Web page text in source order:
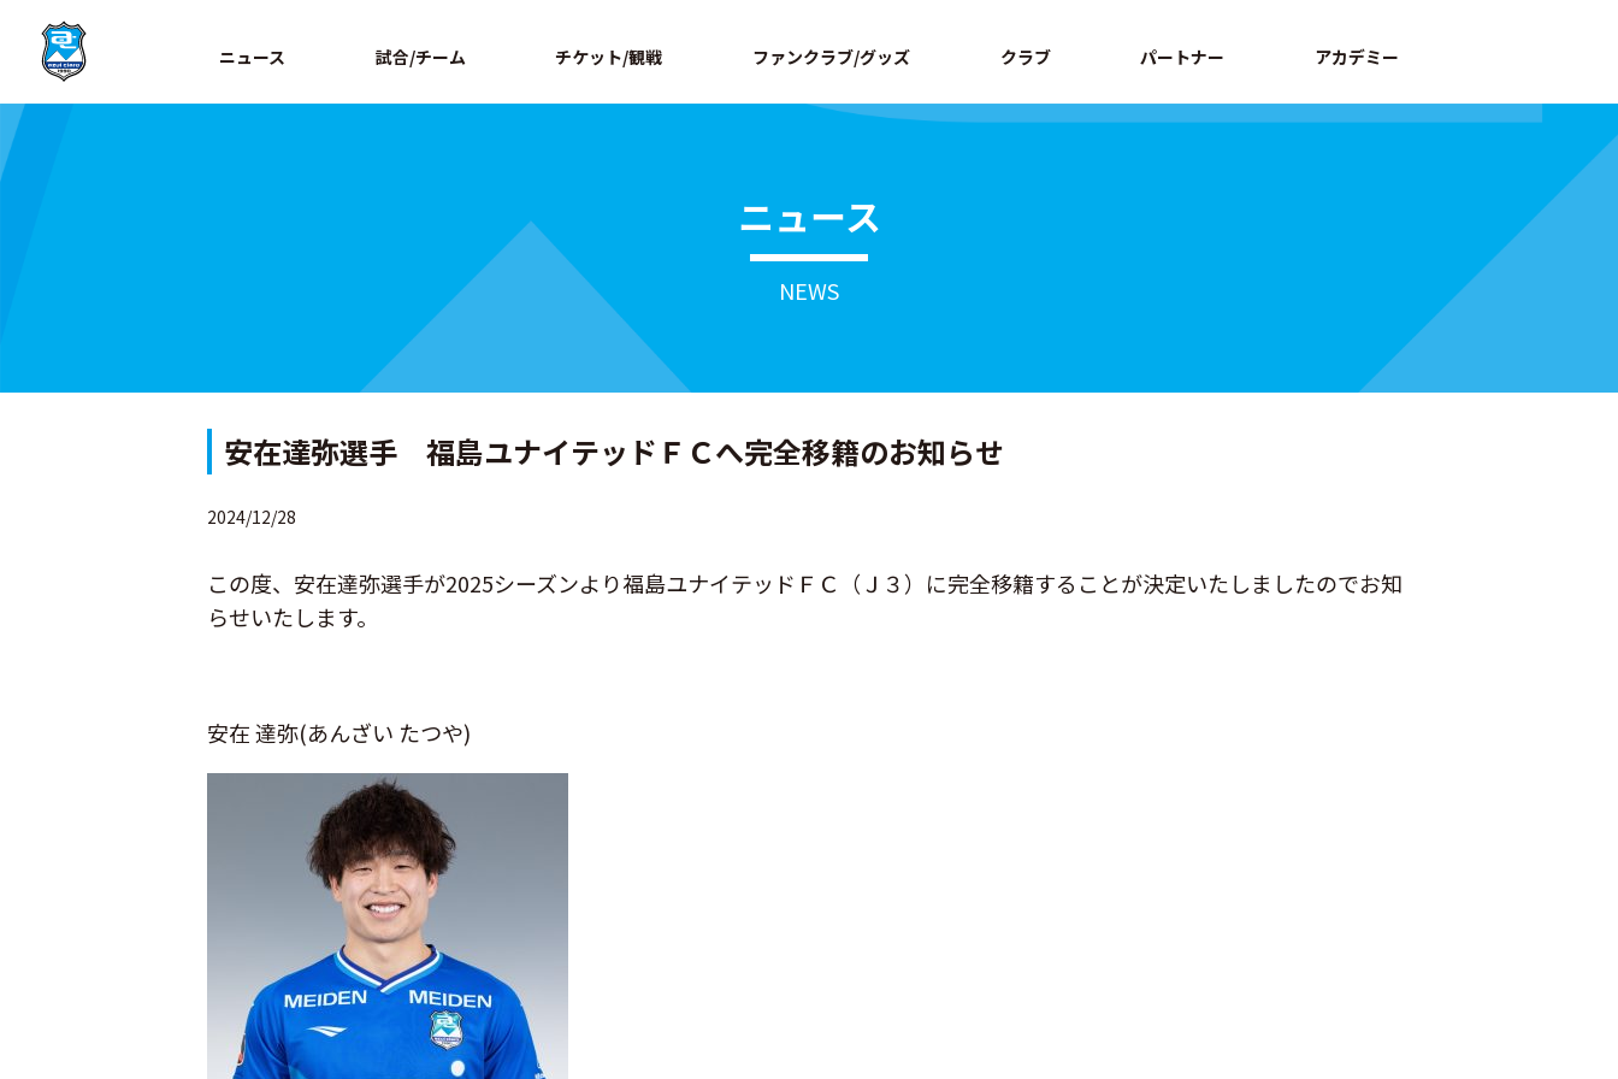
ニュース 試合/チーム チケット/観戦 ファンクラブ/グッズ クラブ パートナー アカデミー
ニュース
NEWS
安在達弥選手 福島ユナイテッドＦＣへ完全移籍のお知らせ
2024/12/28
この度、安在達弥選手が2025シーズンより福島ユナイテッドＦＣ（Ｊ３）に完全移籍することが決定いたしましたのでお知
らせいたします。
安在 達弥(あんざい たつや)